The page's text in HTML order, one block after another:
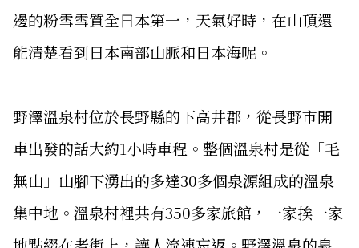
邊的粉雪雪質全日本第一，天氣好時，在山頂還
能清楚看到日本南部山脈和日本海呢。
野澤溫泉村位於長野縣的下高井郡，從長野市開
車出發的話大約1小時車程。整個溫泉村是從「毛
無山」山腳下湧出的多達30多個泉源組成的溫泉
集中地。溫泉村裡共有350多家旅館，一家挨一家